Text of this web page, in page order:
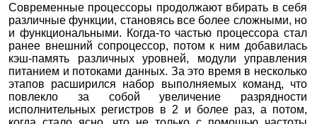
Современные процессоры продолжают вбирать в себя
различные функции, становясь все более сложными, но
и функциональными. Когда-то частью процессора стал
ранее внешний сопроцессор, потом к ним добавилась
кэш-память различных уровней, модули управления
питанием и потоками данных. За это время в несколько
этапов расширился набор выполняемых команд, что
повлекло за собой увеличение разрядности
исполнительных регистров в 2 и более раз, а потом,